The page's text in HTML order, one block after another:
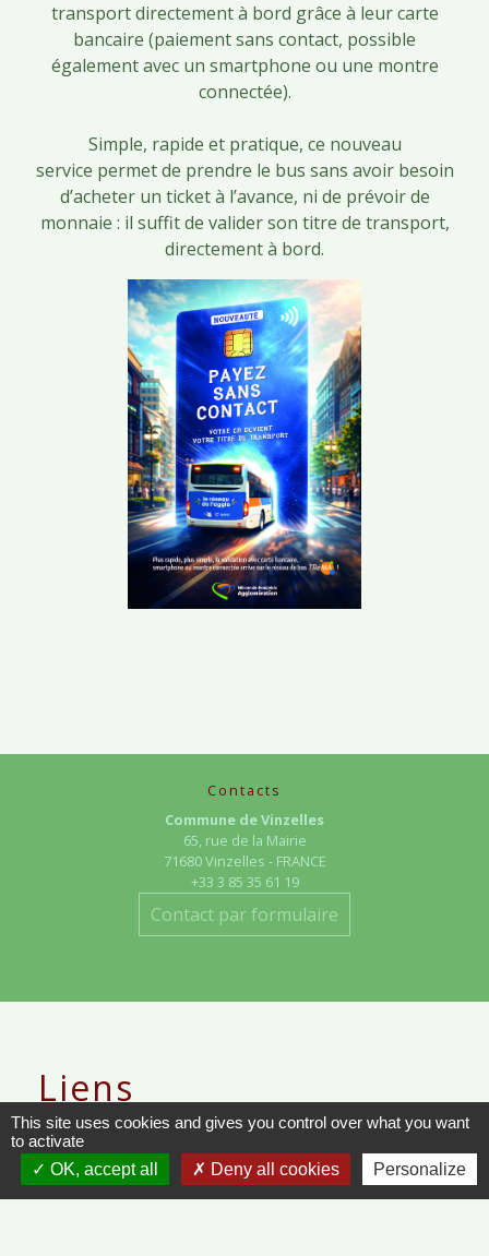
transport directement à bord grâce à leur carte
bancaire (paiement sans contact, possible
également avec un smartphone ou une montre
connectée).
Simple, rapide et pratique, ce nouveau
service permet de prendre le bus sans avoir besoin
d’acheter un ticket à l’avance, ni de prévoir de
monnaie : il suffit de valider son titre de transport,
directement à bord.
Contacts
Commune de Vinzelles
65, rue de la Mairie
71680 Vinzelles - FRANCE
+33 3 85 35 61 19
Contact par formulaire
Liens
METEO FRANCE - VINZELLES
JOURNAL DE SAÔNE-ET-LOIRE
This site uses cookies and gives you control over what you want
to activate
OK, accept all
Deny all cookies Personalize